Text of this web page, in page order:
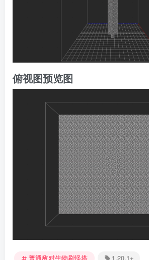
俯视图预览图
普通敌对生物刷怪塔 1.20.1+